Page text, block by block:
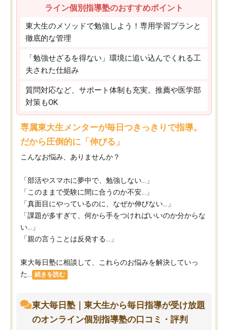
ライン個別指導塾のおすすめポイント
東大生のメソッドで勉強しよう！専用学習プランと
徹底的な管理
「勉強せざるを得ない」環境に追い込んでくれる工
夫された仕組み
質問対応など、サポート体制も充実。推薦や医学部
対策もOK
専属東大生メンターが毎日つきっきりで指導。
だから圧倒的に「伸びる」
こんなお悩み、ありませんか？
「部活やスマホに夢中で、勉強しない…」
「このままで受験に間に合うのか不安…」
「真面目にやっているのに、なぜか伸びない…」
「課題が多すぎて、何から手をつければいいのか分からな
い…」
「親の言うことは反発する…」
東大毎日塾に相談して、これらのお悩みを解決していっ
た...
続きを読む
東大毎日塾｜東大生から毎日指導が受け放題
のオンライン個別指導塾の口コミ・評判